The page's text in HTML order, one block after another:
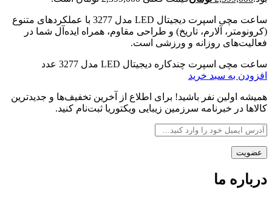
ساعت مچی اسپرت دیجیتال LED مدل 3277 با عملکردهای متنوع
(کرونومتر، آلارم، تاریخ) و طراحی مقاوم، همراه ایده‌آل شما در
فعالیت‌های روزانه و ورزشی است.
ساعت مچی اسپرت چندکاره دیجیتال LED مدل 3277 عدد
افزودن به سبد خرید
همیشه اولین نفر باشید! برای اطلاع از آخرین تخفیف‌ها و جدیدترین
کالاها در خبرنامه سرزمین زیبایی ویکتوریا ثبت‌نام کنید.
درباره ما